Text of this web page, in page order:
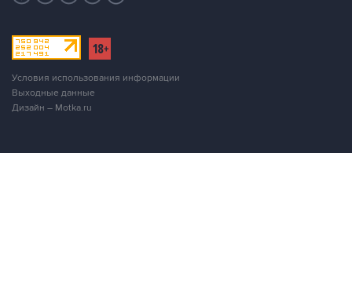
Условия использования информации
Выходные данные
Дизайн – Motka.ru